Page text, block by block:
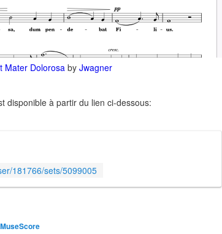
Mater Dolorosa by Jwagner
disponible à partir du lien ci-dessous:
181766/sets/5099005